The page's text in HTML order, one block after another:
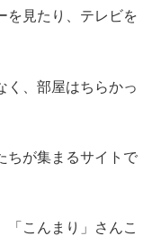
を見たり、テレビを
く、部屋はちらかっ
ちが集まるサイトで
「こんまり」さんこ